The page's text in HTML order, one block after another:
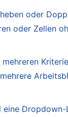
oder
oder Zellen
eine